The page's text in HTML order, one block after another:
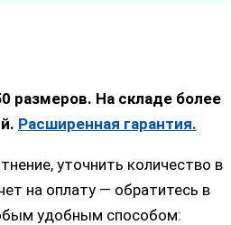
размеров. На складе более
Расширенная гарантия.
уточнить количество в
на оплату — обратитесь в
удобным способом: